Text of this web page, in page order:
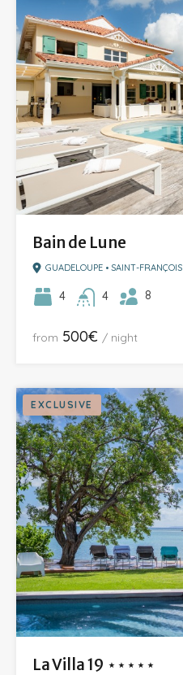
Bain de Lune
GUADELOUPE • SAINT-FRANÇOIS
4 4 8
from 500€ / night
EXCLUSIVE
La Villa 19 ⋆⋆⋆⋆⋆